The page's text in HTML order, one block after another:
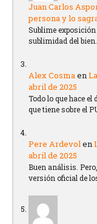
Juan Carlos
persona y lo
Sublime exposición
sublimidad del bien.
Alex Cosmaen
abril de 2025
Todo lo que hace el
que tiene sobre el
Pere Ardevolen
abril de 2025
Buen análisis.
versión oficial de